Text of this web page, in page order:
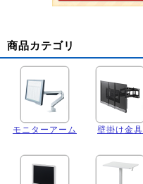
商品カテゴリ
モニターアーム 壁掛け金具